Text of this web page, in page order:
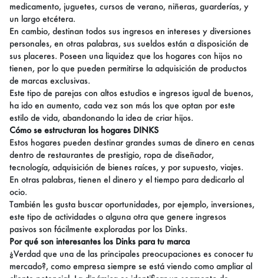
medicamento, juguetes, cursos de verano, niñeras, guarderías, y
un largo etcétera.
En cambio, destinan todos sus ingresos en intereses y diversiones
personales, en otras palabras, sus sueldos están a disposición de
sus placeres. Poseen una liquidez que los hogares con hijos no
tienen, por lo que pueden permitirse la adquisición de productos
de marcas exclusivas.
Este tipo de parejas con altos estudios e ingresos igual de buenos,
ha ido en aumento, cada vez son más los que optan por este
estilo de vida, abandonando la idea de criar hijos.
Cómo se estructuran los hogares DINKS
Estos hogares pueden destinar grandes sumas de dinero en cenas
dentro de restaurantes de prestigio, ropa de diseñador,
tecnología, adquisición de bienes raíces, y por supuesto, viajes.
En otras palabras, tienen el dinero y el tiempo para dedicarlo al
ocio.
También les gusta buscar oportunidades, por ejemplo, inversiones,
este tipo de actividades o alguna otra que genere ingresos
pasivos son fácilmente exploradas por los Dinks.
Por qué son interesantes los Dinks para tu marca
¿Verdad que una de las principales preocupaciones es conocer tu
mercado?, como empresa siempre se está viendo como ampliar al